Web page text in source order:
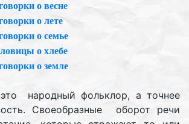
о весне
о лете
о семье
о хлебе
о земле
народный фольклор, а точнее
Своеобразные оборот речи